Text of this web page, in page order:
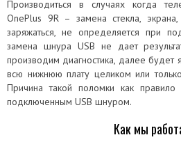
Производиться в случаях когда
OnePlus 9R – замена стекла,
заряжаться, не определяется при
замена шнура USB не дает
производим диагностика, далее будет
всю нижнюю плату целиком или
Причина такой поломки как правило
подключенным USB шнуром.
Как мы